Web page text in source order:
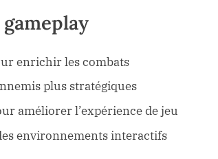
enrichir les combats
plus stratégiques
améliorer l’expérience de jeu
environnements interactifs